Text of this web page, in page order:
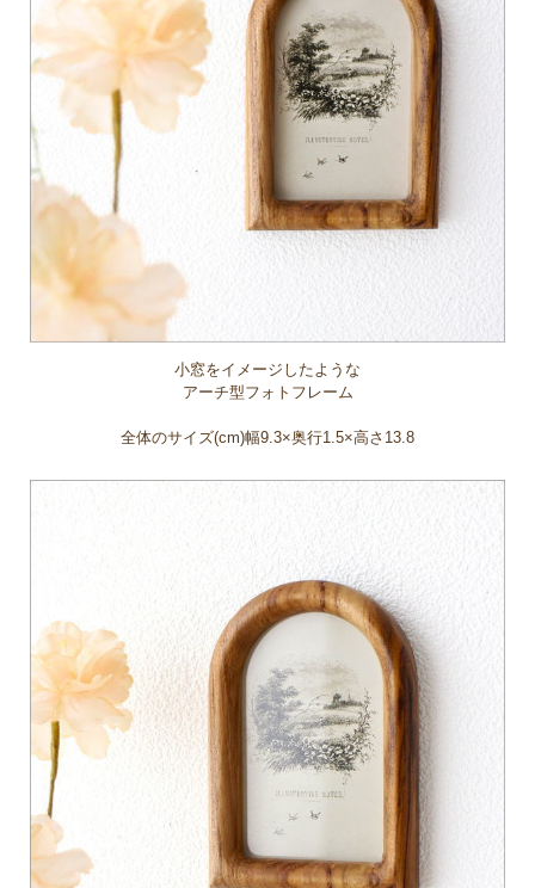
小窓をイメージしたような
アーチ型フォトフレーム
全体のサイズ(cm)幅9.3×奥行1.5×高さ13.8